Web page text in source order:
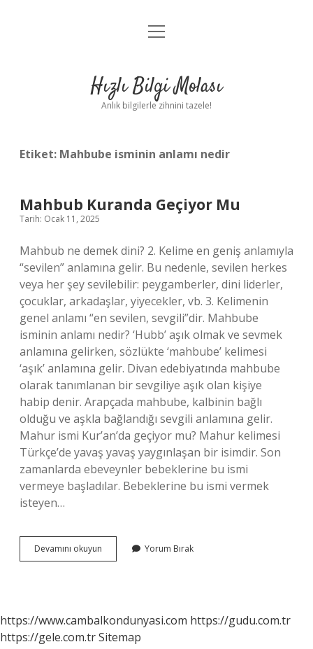
Anasayfa
Yasal Uyarı
menüyü
Hızlı Bilgi Molası
Anlık bilgilerle zihnini tazele!
Etiket: Mahbube isminin anlamı nedir
Mahbub Kuranda Geçiyor Mu
Tarih: Ocak 11, 2025
Mahbub ne demek dini? 2. Kelime en geniş anlamıyla
“sevilen” anlamına gelir. Bu nedenle, sevilen herkes
veya her şey sevilebilir: peygamberler, dini liderler,
çocuklar, arkadaşlar, yiyecekler, vb. 3. Kelimenin
genel anlamı “en sevilen, sevgili”dir. Mahbube
isminin anlamı nedir? ‘Hubb’ aşık olmak ve sevmek
anlamına gelirken, sözlükte ‘mahbube’ kelimesi
‘aşık’ anlamına gelir. Divan edebiyatında mahbube
olarak tanımlanan bir sevgiliye aşık olan kişiye
habip denir. Arapçada mahbube, kalbinin bağlı
olduğu ve aşkla bağlandığı sevgili anlamına gelir.
Mahur ismi Kur’an’da geçiyor mu? Mahur kelimesi
Türkçe’de yavaş yavaş yaygınlaşan bir isimdir. Son
zamanlarda ebeveynler bebeklerine bu ismi
vermeye başladılar. Bebeklerine bu ismi vermek
isteyen…
Devamını okuyun Mahbub
Kuranda
Yorum Bırak
https://www.cambalkondunyasi.com https://gudu.com.tr
https://gele.com.trSitemap